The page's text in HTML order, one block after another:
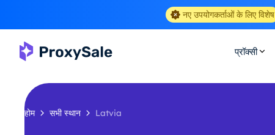
नए उपयोगकर्ताओं के लिए विशेष
प्रॉक्सी
होम सभी स्थान Latvia